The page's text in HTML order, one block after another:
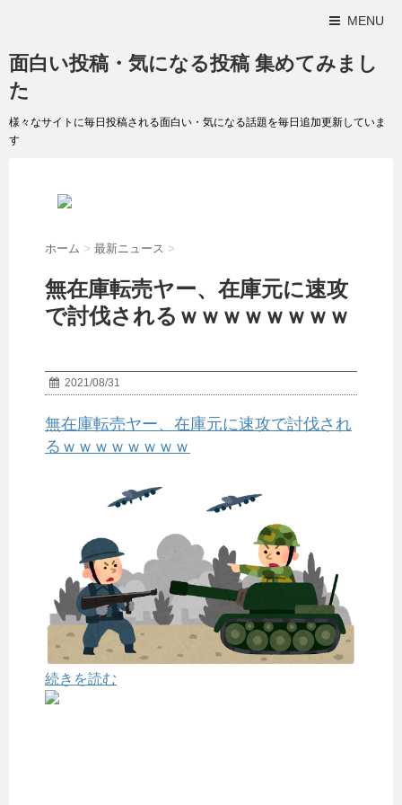
MENU
面白い投稿・気になる投稿 集めてみまし
た
様々なサイトに毎日投稿される面白い・気になる話題を毎日追加更新していま
す
ホーム > 最新ニュース >
無在庫転売ヤー、在庫元に速攻
で討伐されるｗｗｗｗｗｗｗｗ
2021/08/31
無在庫転売ヤー、在庫元に速攻で討伐され
るｗｗｗｗｗｗｗｗ
続きを読む